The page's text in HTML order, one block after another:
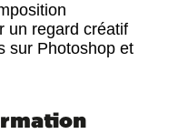
un regard créatif
sur Photoshop et